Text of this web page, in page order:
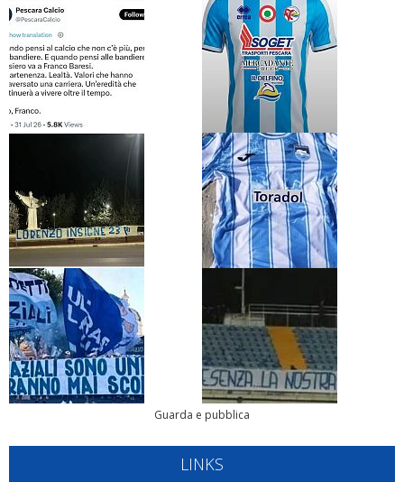
Guarda e pubblica
LINKS